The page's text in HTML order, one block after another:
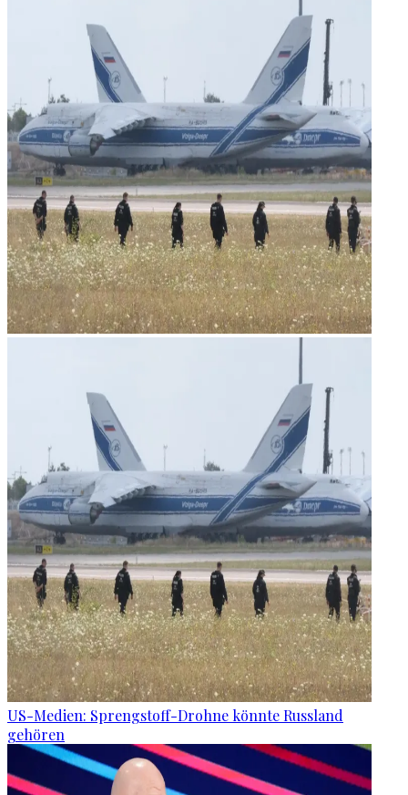
US-Medien: Sprengstoff-Drohne könnte Russland
gehören